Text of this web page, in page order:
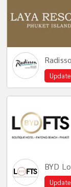
Update
BYD
Update